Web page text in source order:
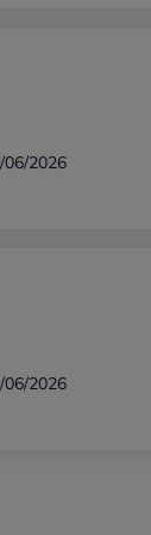
2026
2026